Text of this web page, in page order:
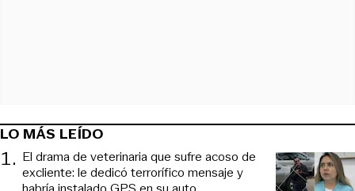
LO MÁS LEÍDO
1. El drama de veterinaria que sufre acoso de
excliente: le dedicó terrorífico mensaje y